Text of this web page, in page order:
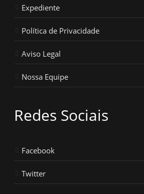
Expediente
Política de Privacidade
Aviso Legal
Nossa Equipe
Redes Sociais
Facebook
Twitter